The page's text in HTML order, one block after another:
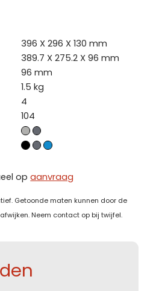
396 X 296 X 130 mm
389.7 X 275.2 X 96 mm
96 mm
1.5 kg
4
104
opaanvraag
Getoonde maten kunnen door de
Neem contact op bij twijfel.